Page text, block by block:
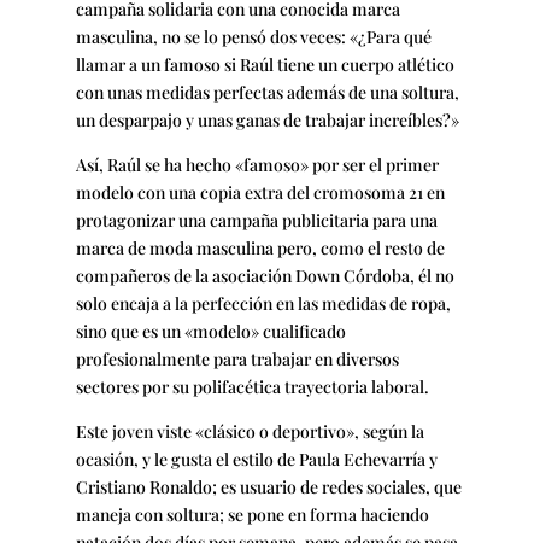
campaña solidaria con una conocida marca
masculina, no se lo pensó dos veces: «¿Para qué
llamar a un famoso si Raúl tiene un cuerpo atlético
con unas medidas perfectas además de una soltura,
un desparpajo y unas ganas de trabajar increíbles?»
Así, Raúl se ha hecho «famoso» por ser el primer
modelo con una copia extra del cromosoma 21 en
protagonizar una campaña publicitaria para una
marca de moda masculina pero, como el resto de
compañeros de la asociación Down Córdoba, él no
solo encaja a la perfección en las medidas de ropa,
sino que es un «modelo» cualificado
profesionalmente para trabajar en diversos
sectores por su polifacética trayectoria laboral.
Este joven viste «clásico o deportivo», según la
ocasión, y le gusta el estilo de Paula Echevarría y
Cristiano Ronaldo; es usuario de redes sociales, que
maneja con soltura; se pone en forma haciendo